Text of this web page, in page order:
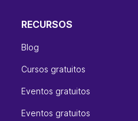
RECURSOS
Blog
Cursos gratuitos
Eventos gratuitos
Eventos gratuitos